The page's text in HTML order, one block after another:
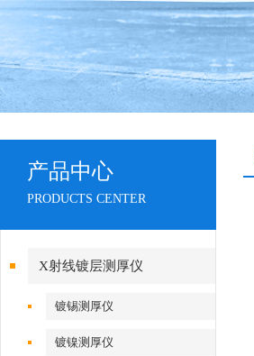
产品中心
PRODUCTS CENTER
X射线镀层测厚仪
镀锡测厚仪
镀镍测厚仪